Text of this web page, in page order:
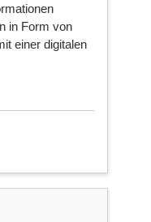
in Form von
einer digitalen